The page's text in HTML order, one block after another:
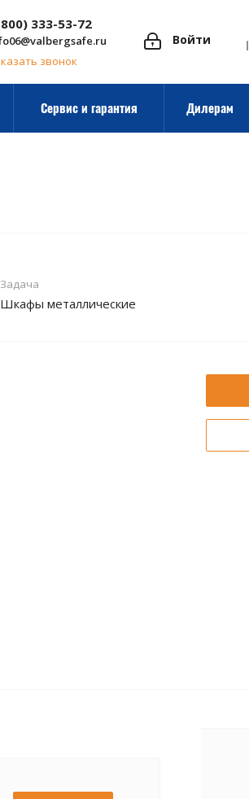
Войти
333-53-72
звонок
Сервис и гарантия Дилерам
Задача
Шкафы металлические